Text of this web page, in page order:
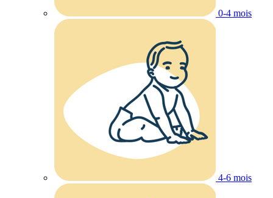
0-4 mois
4-6 mois